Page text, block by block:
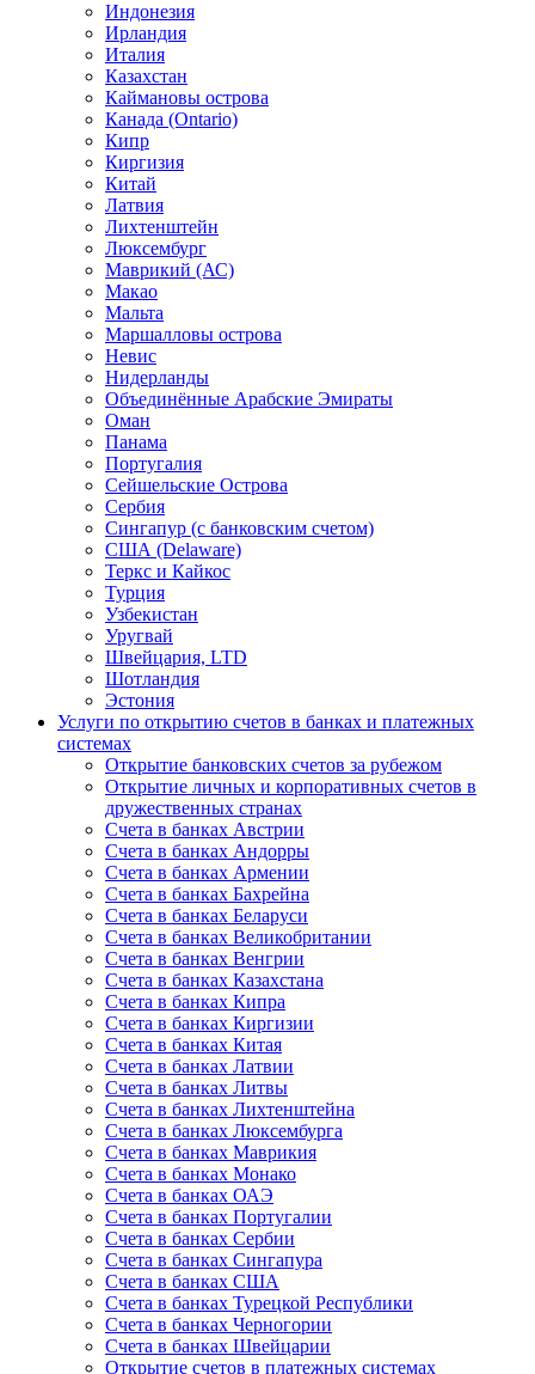
Индонезия
Ирландия
Италия
Казахстан
Каймановы острова
Канада (Ontario)
Кипр
Киргизия
Китай
Латвия
Лихтенштейн
Люксембург
Маврикий (АС)
Макао
Мальта
Маршалловы острова
Нeвис
Нидерланды
Объединённые Арабские Эмираты
Оман
Панама
Португалия
Сейшельские Острова
Сербия
Сингапур (c банковским счетом)
США (Delaware)
Теркс и Кайкос
Турция
Узбекистан
Уругвай
Швейцария, LTD
Шотландия
Эстония
Услуги по открытию счетов в банках и платежных
системах
Открытие банковских счетов за рубежом
Открытие личных и корпоративных счетов в
дружественных странах
Счета в банках Австрии
Счета в банках Андорры
Счета в банках Армении
Счета в банках Бахрейна
Счета в банках Беларуси
Счета в банках Великобритании
Счета в банках Венгрии
Счета в банках Казахстана
Счета в банках Кипра
Счета в банках Киргизии
Счета в банках Китая
Счета в банках Латвии
Счета в банках Литвы
Счета в банках Лихтенштейна
Счета в банках Люксембурга
Счета в банках Маврикия
Счета в банках Монако
Счета в банках ОАЭ
Счета в банках Португалии
Счета в банках Сербии
Счета в банках Сингапура
Счета в банках США
Счета в банках Турецкой Республики
Счета в банках Черногории
Счета в банках Швейцарии
Открытие счетов в платежных системах